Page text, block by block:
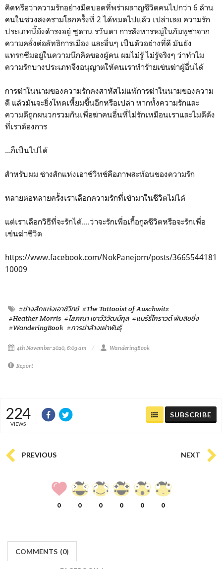
คิดหรือว่าความรักอย่างมืดบอดที่พร่าผลาญชีวิตคนไปกว่า 6 ล้าน
คนในช่วงสงครามโลกครั้งที่ 2 ได้หมดไปแล้ว เปล่าเลย ความรัก
ประเภทนี้ยังดำรงอยู่ ซูดาน รวันดา การสังหารหมู่ในกัมพูชาจาก
ความคลั่งต่อลัทธิการเมือง และอื่นๆ เป็นตัวอย่างที่ดี มันยัง
แทรกซึมอยู่ในความนึกคิดของผู้คน ผมไม่รู้ ไม่รู้จริงๆ ว่าทำไม
ความรักบางประเภทจึงอนุญาตให้คนเราทำร้ายเข่นฆ่าผู้อื่นได้
การฆ่าในนามของความรักคงสาหัสไม่แพ้การฆ่าในนามของความ
ดี แล้วมันจะยิ่งโหดเหี้ยมขึ้นอีกหรือเปล่า หากทั้งความรักและ
ความดีถูกผนวกรวมกันเพื่อฆ่าคนอื่นที่ไม่รักเหมือนเราและไม่ดีดัง
ที่เราต้องการ
...ก็เป็นไปได้
สำหรับผม ช่างสักแห่งเอาช์วิทช์คือภาพสะท้อนของความรัก
หลายต่อหลายครั้งเราเลือกความรักที่เข้ามาในชีวิตไม่ได้
แต่เราเลือกวิธีที่จะรักได้....ว่าจะรักเพื่อเกื้อกูลชีวิตหรือจะรักเพื่อ
เข่นฆ่าชีวิต
https://www.facebook.com/NokPanejorn/posts/3665544181
10009
#ช่างสักแห่งเอาช์วิทช์ #The Tattooist of Auschwitz
#Heather Morris #โสภณา เชาว์วิวัฒน์กุล #แมร์รี่โกราวด์ พับลิชชิ่ง
#WanderingBook #การฆ่าล้างเผ่าพันธุ์
4th November 2020, 6:09 am WanderingBook
Report
224
VIEWS
SUBSCRIBE
PREVIOUS NEXT
0 0 0 0 0 0
COMMENTS (0)